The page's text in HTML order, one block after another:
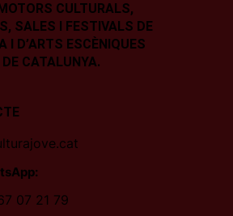
CULTURALS,
SALES I
FESTIVALS DE
I D’ARTS ESCÈNIQUES
DE CATALUNYA.
07 21 79